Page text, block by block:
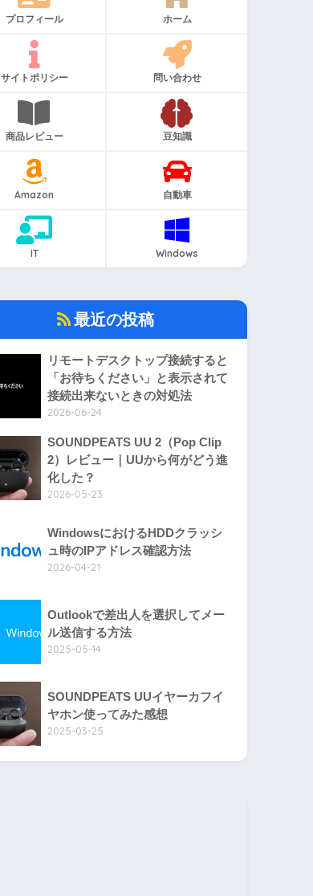
プロフィール ホーム
サイトポリシー 問い合わせ
商品レビュー 豆知識
Amazon 自動車
IT Windows
最近の投稿
リモートデスクトップ接続すると
「お待ちください」と表示されて
接続出来ないときの対処法
2026-06-24
SOUNDPEATS UU 2（Pop Clip
2）レビュー｜UUから何がどう進
化した？
2026-05-23
WindowsにおけるHDDクラッシ
ュ時のIPアドレス確認方法
2026-04-21
Outlookで差出人を選択してメー
ル送信する方法
2025-05-14
SOUNDPEATS UUイヤーカフイ
ヤホン使ってみた感想
2025-03-25